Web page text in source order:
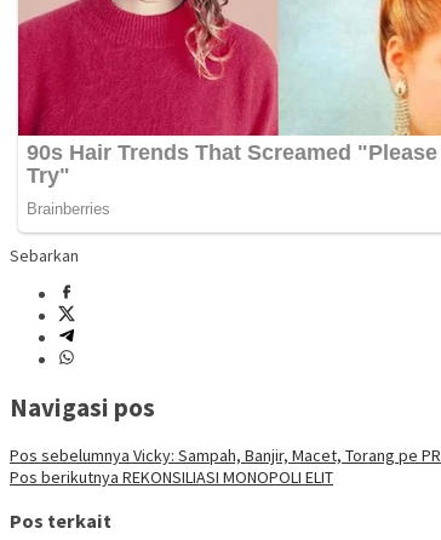
Sebarkan
Navigasi pos
Pos sebelumnya Vicky: Sampah, Banjir, Macet, Torang pe PR
Pos berikutnya REKONSILIASI MONOPOLI ELIT
Pos terkait